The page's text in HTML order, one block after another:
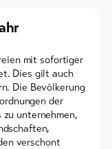
mit sofortiger
Dies gilt auch
Die Bevölkerung
der
unternehmen,
verschont